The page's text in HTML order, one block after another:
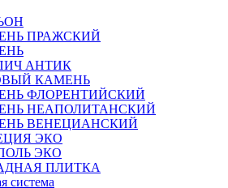
ПРАЖСКИЙ
АНТИК
КАМЕНЬ
ФЛОРЕНТИЙСКИЙ
НЕАПОЛИТАНСКИЙ
ВЕНЕЦИАНСКИЙ
ЭКО
ЭКО
ПЛИТКА
система